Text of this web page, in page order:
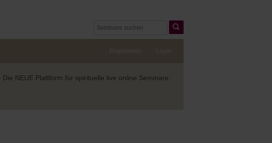
Registrieren Login
NEUE Plattform für spirituelle live online Seminare: